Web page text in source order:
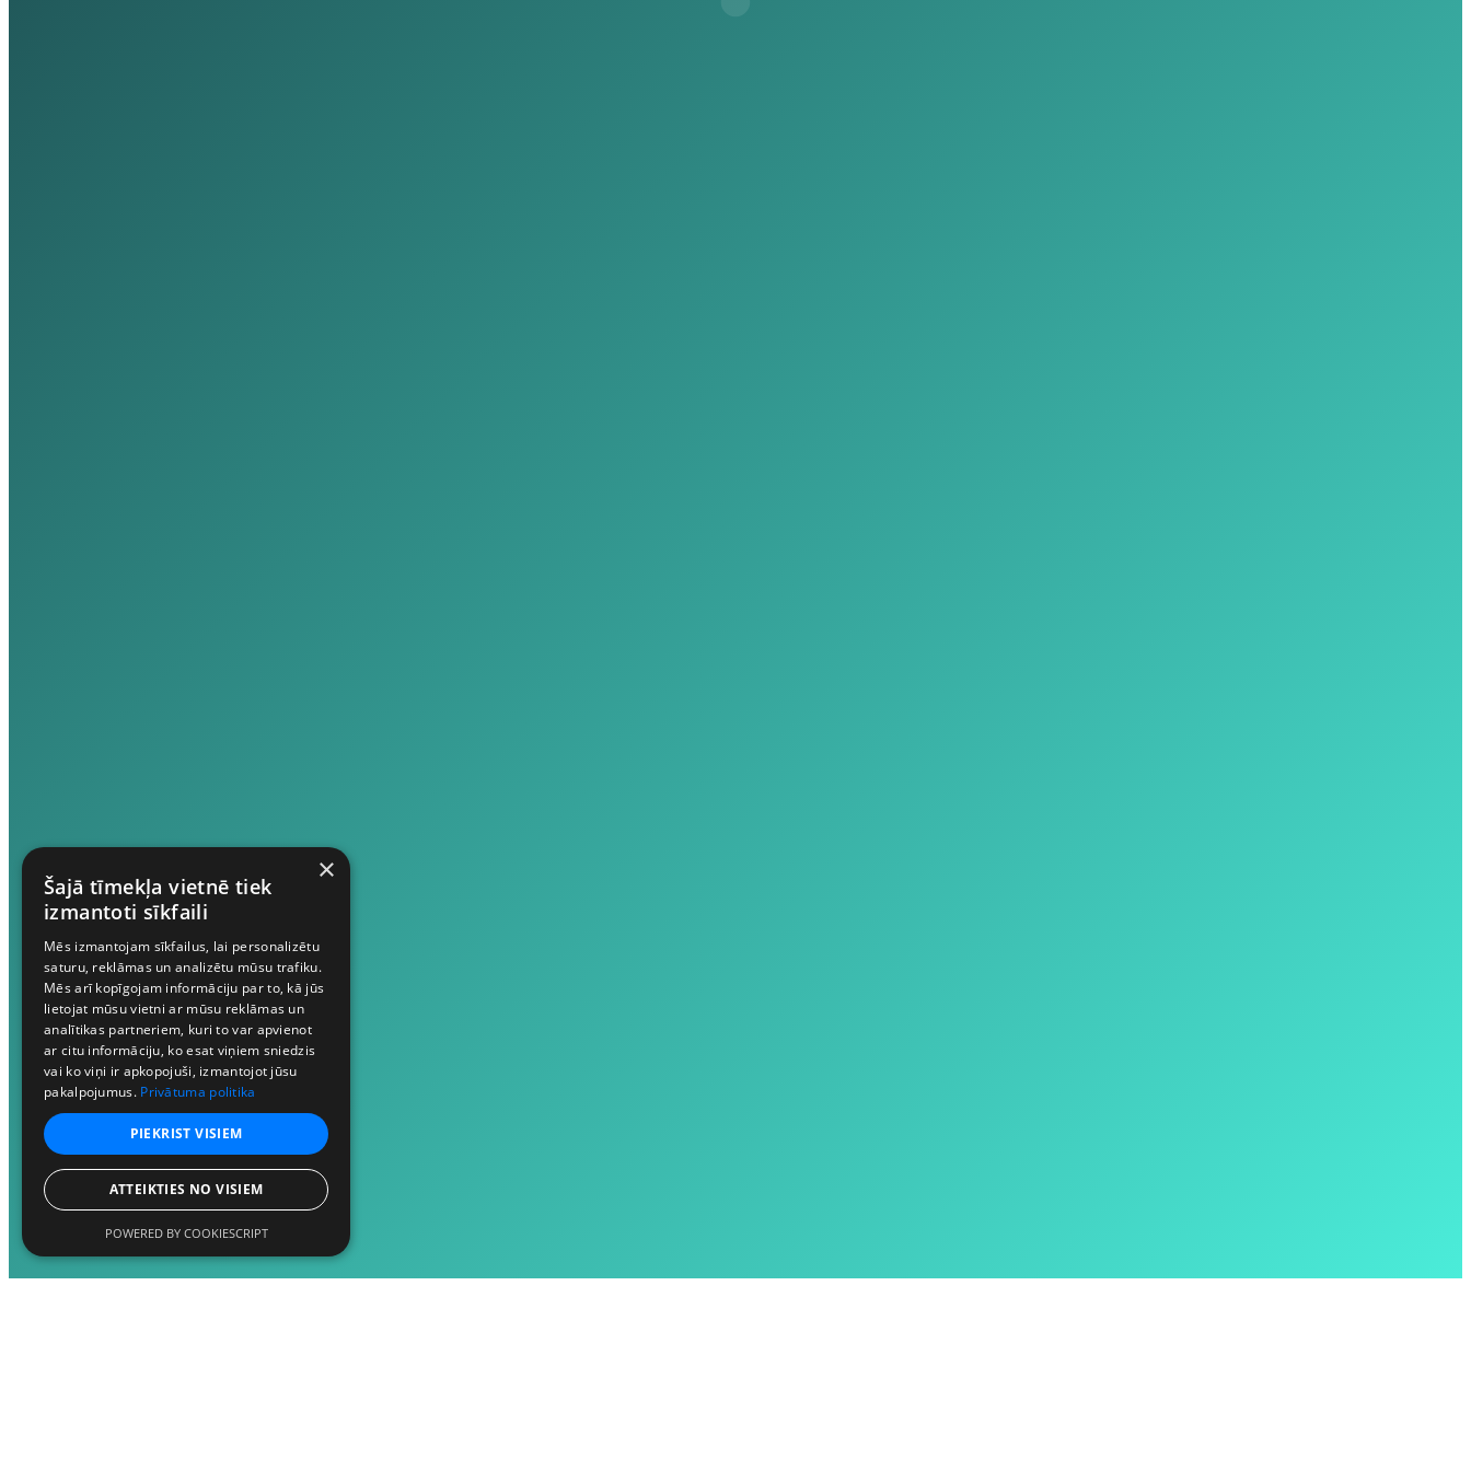
×
Šajā tīmekļa vietnē tiek
izmantoti sīkfaili
Mēs izmantojam sīkfailus, lai personalizētu
saturu, reklāmas un analizētu mūsu trafiku.
Mēs arī kopīgojam informāciju par to, kā jūs
lietojat mūsu vietni ar mūsu reklāmas un
analītikas partneriem, kuri to var apvienot
ar citu informāciju, ko esat viņiem sniedzis
vai ko viņi ir apkopojuši, izmantojot jūsu
pakalpojumus. Privātuma politika
PIEKRIST VISIEM
ATTEIKTIES NO VISIEM
POWERED BY COOKIESCRIPT